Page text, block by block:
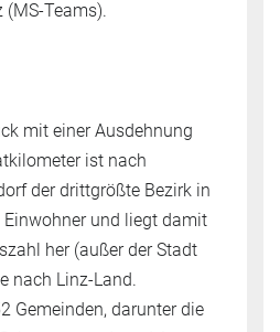
(MS-Teams).
mit einer Ausdehnung
ist nach
der drittgrößte Bezirk in
Einwohner und liegt damit
her (außer der Stadt
nach Linz-Land.
Gemeinden, darunter die